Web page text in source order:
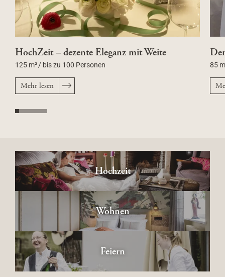
HochZeit – dezente Eleganz mit Weite
125 m²/ bis zu 100 Personen
Mehr lesen
85
Hochzeit
Wohnen
Feiern